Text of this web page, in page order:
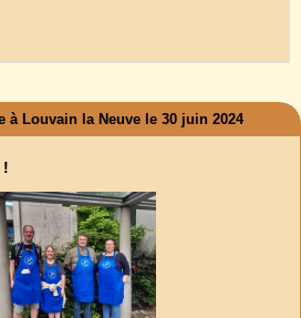
à Louvain la Neuve le 30 juin 2024
!